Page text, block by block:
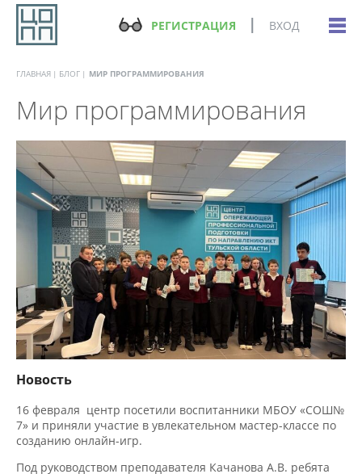
РЕГИСТРАЦИЯ ВХОД
ГЛАВНАЯ БЛОГ МИР ПРОГРАММИРОВАНИЯ
Мир программирования
Новость
7» и приняли участие в увлекательном мастер-классе по
созданию онлайн-игр.